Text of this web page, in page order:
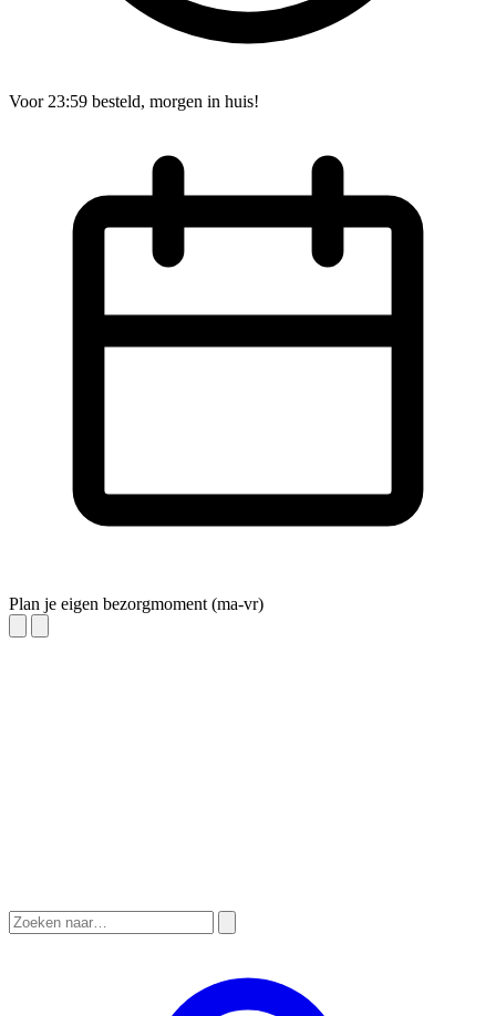
Voor 23:59 besteld, morgen in huis!
Plan je eigen bezorgmoment (ma-vr)